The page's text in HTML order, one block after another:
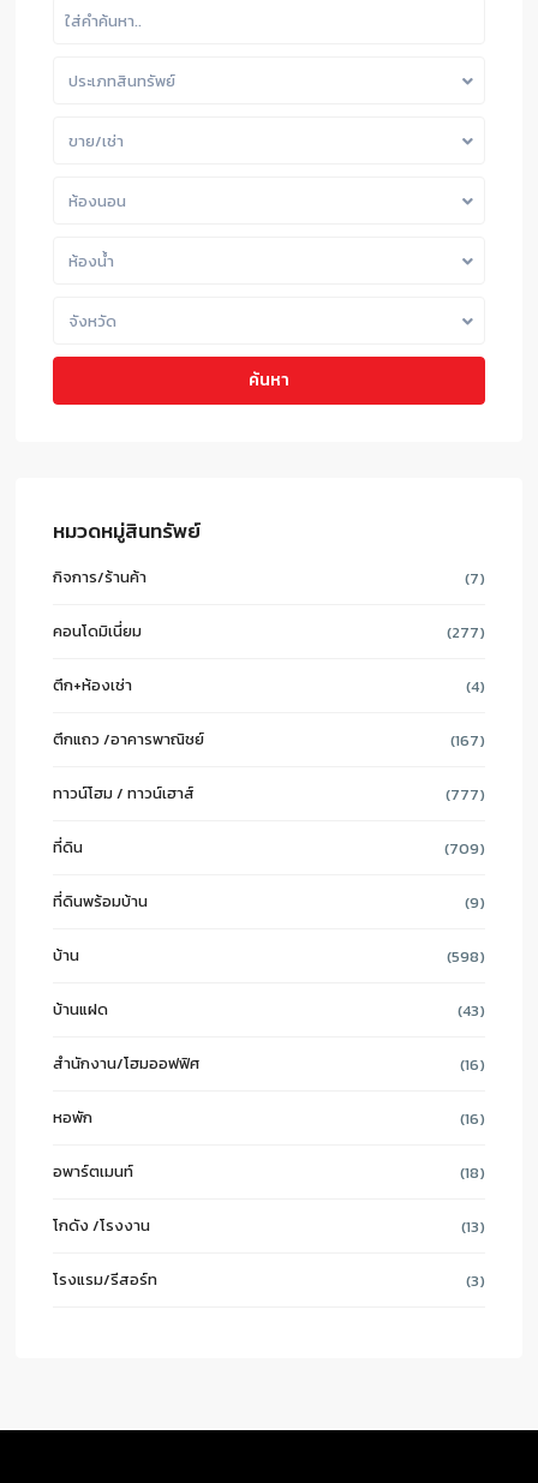
ประเภทสินทรัพย์
ขาย/เช่า
ห้องนอน
ห้องน้ำ
จังหวัด
ค้นหา
หมวดหมู่สินทรัพย์
กิจการ/ร้านค้า (7)
คอนโดมิเนี่ยม (277)
ตึก+ห้องเช่า (4)
ตึกแถว /อาคารพาณิชย์ (167)
ทาวน์โฮม / ทาวน์เฮาส์ (777)
ที่ดิน (709)
ที่ดินพร้อมบ้าน (9)
บ้าน (598)
บ้านแฝด (43)
สำนักงาน/โฮมออฟฟิศ (16)
หอพัก (16)
อพาร์ตเมนท์ (18)
โกดัง /โรงงาน (13)
โรงแรม/รีสอร์ท (3)